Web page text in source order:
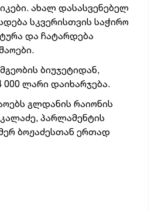
ახალ დასასვენებელ
სკვერისთვის საჭირო
და ჩატარდება
ბიუჯეტიდან,
ლარი დაიხარჯება.
გლდანის რაიონის
პარლამენტის
ბოჟაძესთან ერთად